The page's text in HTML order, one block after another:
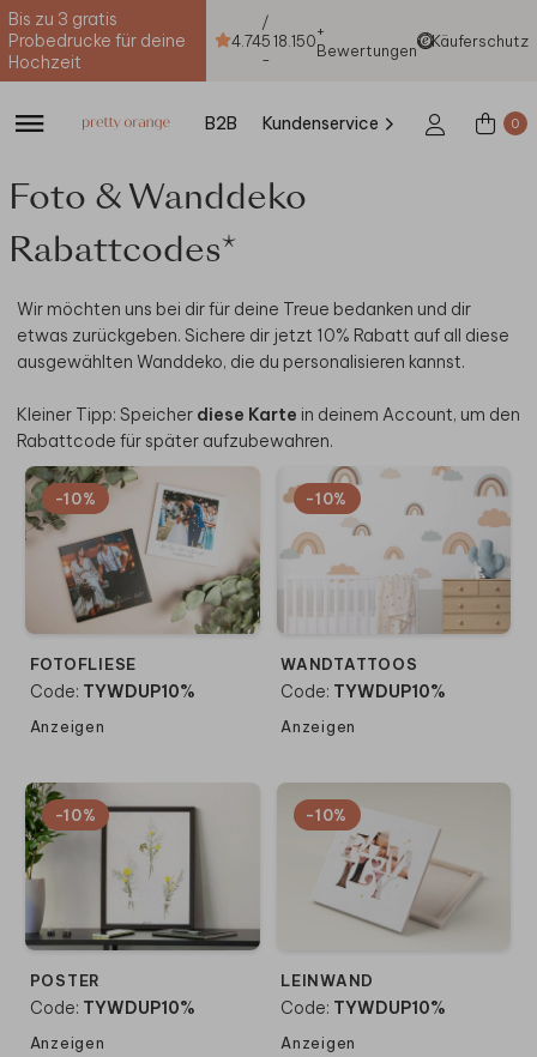
Bis zu 3 gratis
Probedrucke für deine
Hochzeit
4.74
/
5
-
18.150+
Bewertungen
Käuferschutz
B2B Kundenservice 0
Foto & Wanddeko
Rabattcodes*
Wir möchten uns bei dir für deine Treue bedanken und dir
etwas zurückgeben. Sichere dir jetzt 10% Rabatt auf all diese
ausgewählten Wanddeko, die du personalisieren kannst.
Kleiner Tipp: Speicher diese Karte in deinem Account, um den
Rabattcode für später aufzubewahren.
-10%
FOTOFLIESE
Code: TYWDUP10%
Anzeigen
-10%
WANDTATTOOS
Code: TYWDUP10%
Anzeigen
-10%
POSTER
Code: TYWDUP10%
Anzeigen
-10%
LEINWAND
Code: TYWDUP10%
Anzeigen